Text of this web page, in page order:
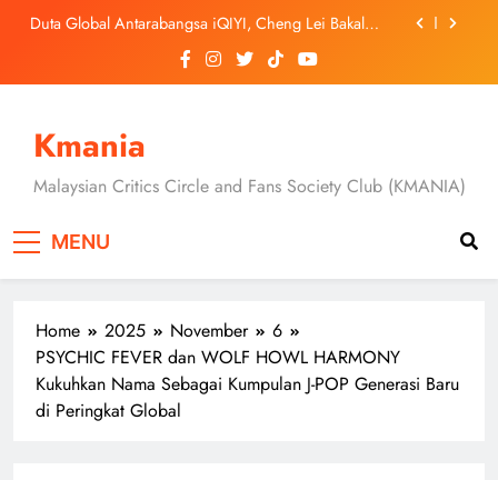
Duta Global Antarabangsa iQIYI, Cheng Lei Bakal
‘Dibunuh atau Membunuh’: Filem ‘Tiket Sehala’
Satukan Empat Negara Asia
Pembohongan dan Buruan Ketua Sindiket Jenayah di
“Our Sticky Love”
Skechers Lancar Kolaborasi Eksklusif Bersama DK,
SEUNGKWAN dan DINO SEVENTEEN
Buat Penampilan Istimewa di Kuala Lumpur
September Ini
‘Dibunuh atau Membunuh’: Filem ‘Tiket Sehala’
Satukan Empat Negara Asia
Kmania
Malaysian Critics Circle and Fans Society Club (KMANIA)
MENU
Home 2025 November
6
PSYCHIC FEVER dan WOLF HOWL HARMONY
Kukuhkan Nama Sebagai Kumpulan J-POP Generasi Baru
di Peringkat Global